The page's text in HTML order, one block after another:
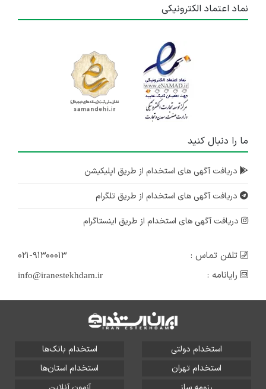
نماد اعتماد الکترونیکی
ما را دنبال کنید
دریافت آگهی های استخدام از طریق اپلیکیشن
دریافت آگهی های استخدام از طریق تلگرام
دریافت آگهی های استخدام از طریق اینستاگرام
تلفن تماس :
۰۲۱-۹۱۳۰۰۰۱۳
رایانامه :
info@iranestekhdam.ir
استخدام دولتی
استخدام بانک‌ها
استخدام تهران
استخدام استان‌ها